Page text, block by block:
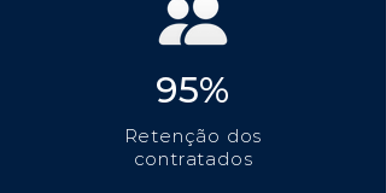
95%
Retenção dos
contratados